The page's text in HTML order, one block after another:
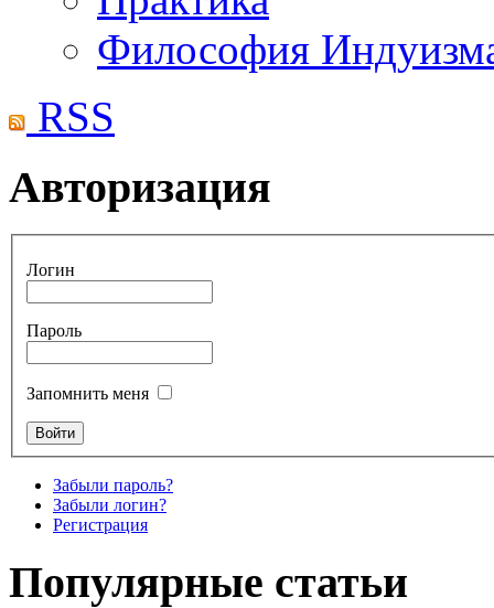
Философия
RSS
Авторизация
Логин
Пароль
Запомнить меня
Забыли пароль?
Забыли логин?
Регистрация
Популярные статьи